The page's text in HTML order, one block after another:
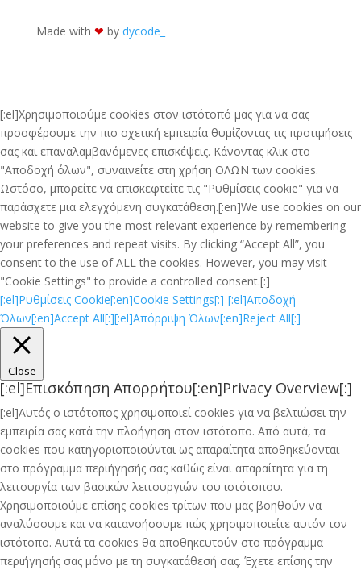
Made with ❤︎ by dycode_
[:el]Χρησιμοποιούμε cookies στον ιστότοπό μας για να σας
προσφέρουμε την πιο σχετική εμπειρία θυμίζοντας τις προτιμήσεις
σας και επαναλαμβανόμενες επισκέψεις. Κάνοντας κλικ στο
"Αποδοχή όλων", συναινείτε στη χρήση ΟΛΩΝ των cookies.
Ωστόσο, μπορείτε να επισκεφτείτε τις "Ρυθμίσεις cookie" για να
παράσχετε μια ελεγχόμενη συγκατάθεση.[:en]We use cookies on our
website to give you the most relevant experience by remembering
your preferences and repeat visits. By clicking “Accept All”, you
consent to the use of ALL the cookies. However, you may visit
"Cookie Settings" to provide a controlled consent.[:]
[:el]Ρυθμίσεις Cookie[:en]Cookie Settings[:] [:el]Αποδοχή
Όλων[:en]Accept All[:][:el]Απόρριψη Όλων[:en]Reject All[:]
Close
[:el]Επισκόπηση Απορρήτου[:en]Privacy Overview[:]
[:el]Αυτός ο ιστότοπος χρησιμοποιεί cookies για να βελτιώσει την
εμπειρία σας κατά την πλοήγηση στον ιστότοπο. Από αυτά, τα
cookies που κατηγοριοποιούνται ως απαραίτητα αποθηκεύονται
στο πρόγραμμα περιήγησής σας καθώς είναι απαραίτητα για τη
λειτουργία των βασικών λειτουργιών του ιστότοπου.
Χρησιμοποιούμε επίσης cookies τρίτων που μας βοηθούν να
αναλύσουμε και να κατανοήσουμε πώς χρησιμοποιείτε αυτόν τον
ιστότοπο. Αυτά τα cookies θα αποθηκευτούν στο πρόγραμμα
περιήγησής σας μόνο με τη συγκατάθεσή σας. Έχετε επίσης την